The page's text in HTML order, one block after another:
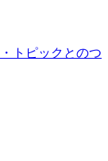
トピックとのつ